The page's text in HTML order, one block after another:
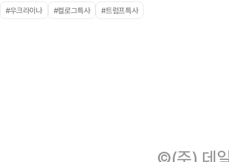
#우크라이나 #켈로그특사 #트럼프특사